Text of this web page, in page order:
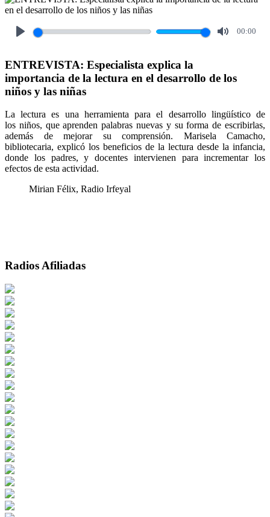
00:00
ENTREVISTA: Especialista explica la
importancia de la lectura en el desarrollo de los
niños y las niñas
La lectura es una herramienta para el desarrollo lingüístico de
los niños, que aprenden palabras nuevas y su forma de escribirlas,
además de mejorar su comprensión. Marisela Camacho,
bibliotecaria, explicó los beneficios de la lectura desde la infancia,
donde los padres, y docentes intervienen para incrementar los
efectos de esta actividad.
Mirian Félix, Radio Irfeyal
Radios Afiliadas